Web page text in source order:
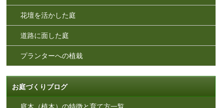
花壇を活かした庭
道路に面した庭
プランターへの植栽
お庭づくりブログ